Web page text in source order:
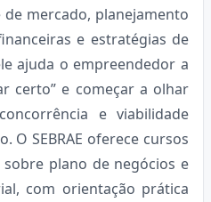
mercado, planejamento
e estratégias de
ajuda o empreendedor a
certo” e começar a olhar
e viabilidade
O SEBRAE oferece cursos
plano de negócios e
com orientação prática